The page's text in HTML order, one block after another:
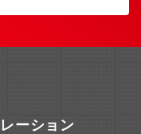
ーション